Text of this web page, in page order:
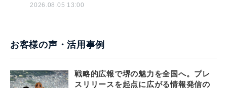
2026.08.05 13:00
お客様の声・活用事例
戦略的広報で堺の魅力を全国へ。プレ
スリリースを起点に広がる情報発信の